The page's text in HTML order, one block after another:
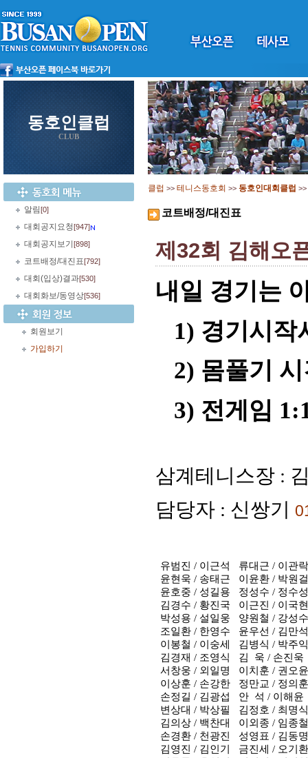
동호인클럽
CLUB
알림[0]
대회공지요청[947]
대회공지보기 [898]
코트배정/대진표[792]
대회(입상)결과[530]
대회화보/동영상[536]
회원보기
가입하기
클럽 >> 테니스동호회 >> 동호인대회클럽 >>
코트배정/대진표
제32회 김해오
내일 경기는
1) 경기시작
2) 몸풀기
3) 전게임
삼계테니스장 :
담당자 : 신쌍기
유범진 / 이근석 류대근 / 이관락
윤현욱 / 송태근 이윤환/ 박원걸
윤호중 / 성길용 정성수 / 정수성
김경수 / 황진국 이근진 / 이국현
박성용 / 설일웅 양원철 / 강성수
조일환/ 한영수 윤우선 / 김만석
이봉철 / 이숭세 김병식 / 박주익
김경재 / 조영식 김 욱 / 손진욱
서창웅 / 외일명 이치훈 / 권오윤
이상훈 / 손강한 정만교 / 정의훈
손정길 / 김광섭 안 석 / 이해윤
변상대 / 박상필 김정호 / 최명식
김의상/ 백찬대 이외종 / 임종철
손경환/ 천광진 성영표 / 김동
김영진 / 김인기 금진세 / 오기환